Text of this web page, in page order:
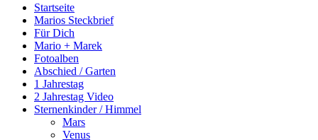
Startseite
Marios Steckbrief
Für Dich
Mario + Marek
Fotoalben
Abschied / Garten
1 Jahrestag
2 Jahrestag Video
Sternenkinder / Himmel
Mars
Venus